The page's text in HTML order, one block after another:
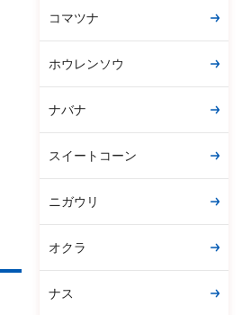
コマツナ
ホウレンソウ
ナバナ
スイートコーン
ニガウリ
オクラ
ナス